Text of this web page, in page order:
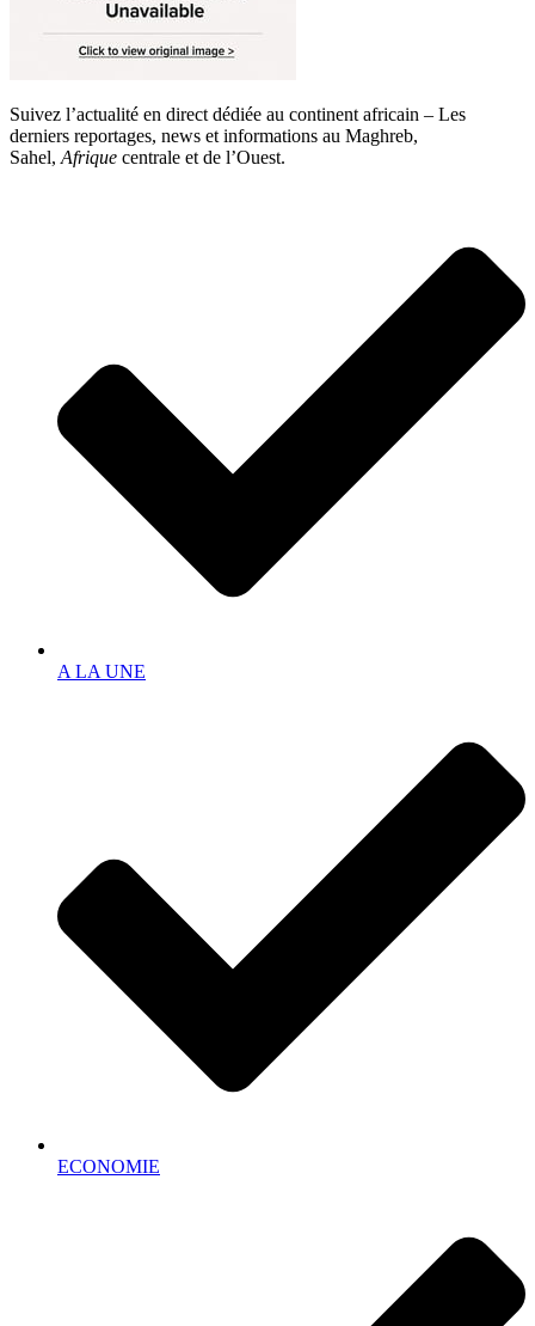
Suivez l’actualité en direct dédiée au continent africain – Les
derniers reportages, news et informations au Maghreb,
Sahel, Afrique centrale et de l’Ouest.
A LA UNE
ECONOMIE